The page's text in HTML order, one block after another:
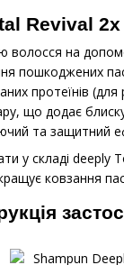
Revival
волосся на
пошкоджених
протеїнів
що додає
та защитний
у складі
ковзання